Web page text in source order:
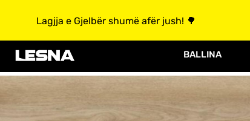
Lagjja e Gjelbër shumë afër jush! 🌳
BALLINA